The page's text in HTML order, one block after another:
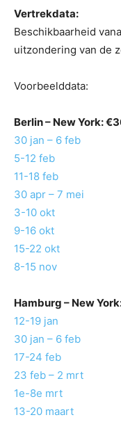
Vertrekdata:
Beschikbaarheid
uitzondering van de
Voorbeelddata:
Berlin– New York:
30 jan – 6 feb
5-12 feb
11-18 feb
30 apr – 7 mei
3-10 okt
9-16 okt
15-22 okt
8-15 nov
Hamburg – New
12-19 jan
30 jan – 6 feb
17-24 feb
23 feb – 2 mrt
1e-8e mrt
13-20 maart